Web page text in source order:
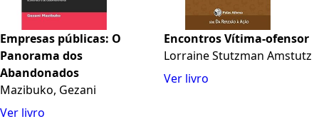
Empresas públicas: O
Panorama dos
Abandonados
Mazibuko, Gezani
Ver livro
Encontros Vítima-ofensor
Lorraine Stutzman Amstutz
Ver livro